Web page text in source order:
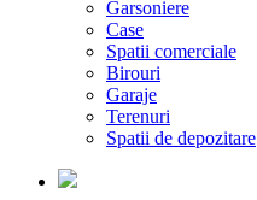
Garsoniere
Case
Spatii comerciale
Birouri
Garaje
Terenuri
Spatii de depozitare